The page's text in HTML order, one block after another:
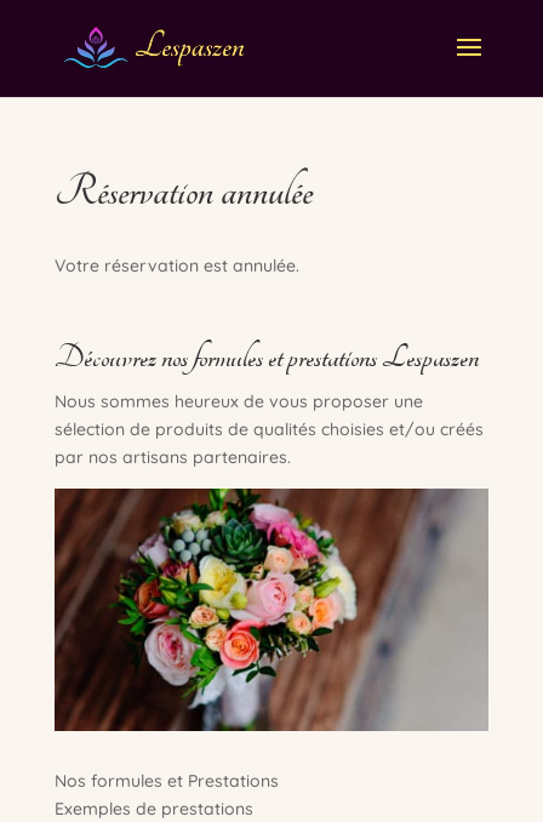
Réservation annulée
Votre réservation est annulée.
Découvrez nos formules et prestations Lespaszen
Nous sommes heureux de vous proposer une
sélection de produits de qualités choisies et/ou créés
par nos artisans partenaires.
Nos formules et Prestations
Exemples de prestations